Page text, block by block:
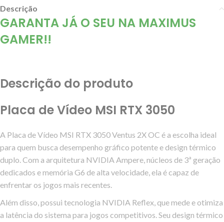
Descrição
GARANTA JÁ O SEU NA MAXIMUS
GAMER!!
Descrição do produto
Placa de Vídeo MSI RTX 3050
A Placa de Vídeo MSI RTX 3050 Ventus 2X OC é a escolha ideal
para quem busca desempenho gráfico potente e design térmico
duplo. Com a arquitetura NVIDIA Ampere, núcleos de 3ª geração
dedicados e memória G6 de alta velocidade, ela é capaz de
enfrentar os jogos mais recentes.
Além disso, possui tecnologia NVIDIA Reflex, que mede e otimiza
a latência do sistema para jogos competitivos. Seu design térmico